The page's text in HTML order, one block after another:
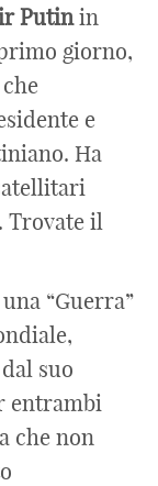
Putinin
giorno,
e
Ha
Trovate il
“Guerra”
suo
entrambi
che non